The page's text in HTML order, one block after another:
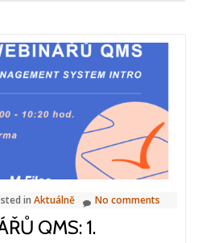
in Aktuálně No comments
QMS: 1.